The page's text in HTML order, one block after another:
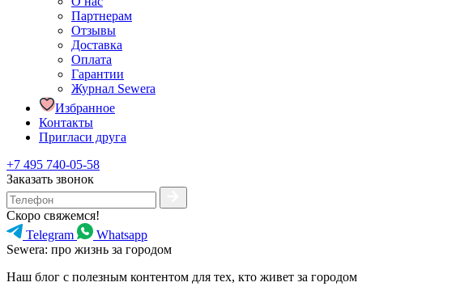
Партнерам
Отзывы
Доставка
Оплата
Гарантии
Журнал Sewera
Избранное
Контакты
Пригласи друга
+7 495 740-05-58
Заказать звонок
Скоро свяжемся!
Telegram
Whatsapp
Sewera: про жизнь за городом
Наш блог c полезным контентом для тех, кто живет за городом